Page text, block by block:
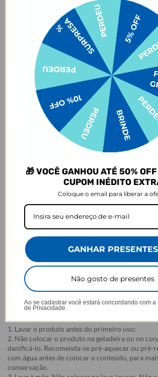
Praticidade em tamanho compacto? Agora você
Térmica Fresh 350ml é a melhor escolha para
bebida na temperatura certa e não abre mão de
lugar! O tamanho compacto deixa mais espaço
São apenas 16cm de altura mantendo sua
12h quente, e tem mais um detalhe: ela tem uma
transportá-la. Incrível, né?
Para manter sua bebida ainda mais gelada,
gelo dentro da garrafa. É só escolher a sua cor
daquele personagem que você não vive sem.
tão divertido!
- Capacidade: 350ml
- Composição: Aço inoxidável 304 (aço
- Dimensões (com tampa com canudo): 16x7,3
- Dimensões (com tampa sem canudo): 16x7,3
- Altura do frasco (sem tampa): 13cm
- Parede dupla isolada a vácuo
- Frasco livre de BPA
- Opção de tampa com canudo interno e alça de
- Para uma utilização correta, o canudo deve
a garrafa posicionada e aberta em 90º
conteúdo
- Frasco - aço inoxidável 304 (aço inoxidável
Como cuidar da sua Garrafa Fresh
1. Lavar o produto antes do primeiro uso;
2. Não colocar o produto na geladeira ou no
danificá-lo. Recomenda-se pré-aquecer ou pré-
com água antes de colocar o conteúdo, para
conservação.
🎁 VOCÊ GANHOU ATÉ 50%
CUPOM INÉDITO
Coloque o email para liberar a
GANHAR PRESENTES
Não gosto de presentes
Ao se cadastrar você estará concordando com a
de Privacidade.